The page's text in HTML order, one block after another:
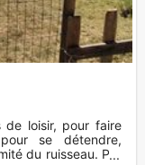
de loisir, pour faire
se détendre,
du ruisseau. Par